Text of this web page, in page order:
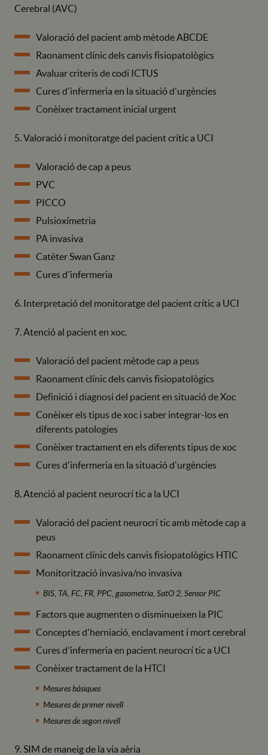
Cerebral (AVC)
Valoració del pacient amb mètode ABCDE
Raonament clínic dels canvis fisiopatològics
Avaluar criteris de codi ICTUS
Cures d'infermeria en la situació d'urgències
Conèixer tractament inicial urgent
5. Valoració i monitoratge del pacient crític a UCI
Valoració de cap a peus
PVC
PICCO
Pulsioxímetria
PA invasiva
Catèter Swan Ganz
Cures d'infermeria
6. Interpretació del monitoratge del pacient crític a UCI
7. Atenció al pacient en xoc.
Valoració del pacient mètode cap a peus
Raonament clínic dels canvis fisiopatològics
Definició i diagnosi del pacient en situació de Xoc
Conèixer els tipus de xoc i saber integrar-los en
diferents patologies
Conèixer tractament en els diferents tipus de xoc
Cures d'infermeria en la situació d'urgències
8. Atenció al pacient neurocrí tic a la UCI
Valoració del pacient neurocrí tic amb mètode cap a
peus
Raonament clínic dels canvis fisiopatològics HTIC
Monitorització invasiva/no invasiva
BIS, TA, FC, FR, PPC, gasometria, SatO 2, Sensor PIC
Factors que augmenten o disminueixen la PIC
Conceptes d'herniació, enclavament i mort cerebral
Cures d'infermeria en pacient neurocrí tic a UCI
Conèixer tractament de la HTCI
Mesures bàsiques
Mesures de primer nivell
Mesures de segon nivell
9. SIM de maneig de la via aèria